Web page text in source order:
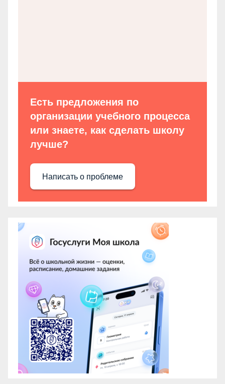
Есть предложения по
организации учебного процесса
или знаете, как сделать школу
лучше?
Написать о проблеме